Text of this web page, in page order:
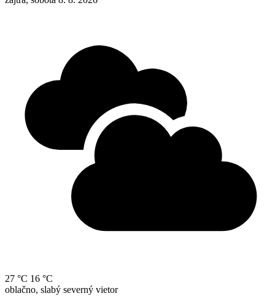
27 °C 16 °C
oblačno, slabý severný vietor